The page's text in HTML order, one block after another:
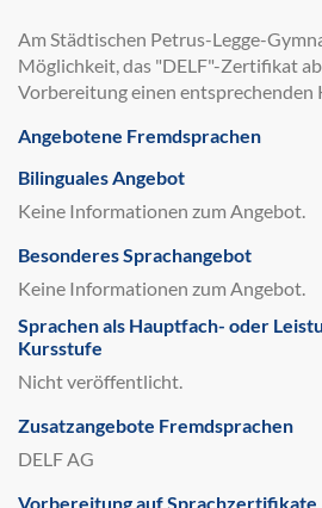
Am Städtischen Petrus-Legge-
Möglichkeit, das "DELF"-Zertifikat
Vorbereitung einen entsprechenden
Angebotene Fremdsprachen
Bilinguales Angebot
Keine Informationen zum Angebot.
Besonderes Sprachangebot
Keine Informationen zum Angebot.
Sprachen als Hauptfach- oder
Kursstufe
Nicht veröffentlicht.
Zusatzangebote Fremdsprachen
DELF AG
Vorbereitung auf Sprachzertifikate